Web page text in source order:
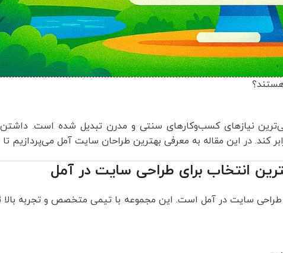
نیازهای کسب‌وکارهای سنتی و مدرن تبدیل شده است.
کند. در این مقاله به معرفی بهترین طراحان سایت آمل می‌پردازیم
سایت در آمل است. این مجموعه با تیمی متخصص و تجربه بالا